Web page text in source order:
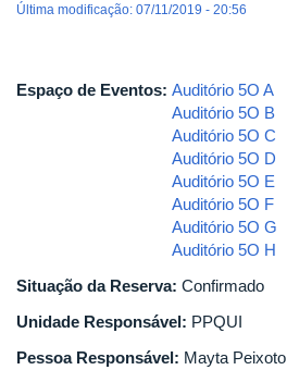
Última modificação: 07/11/2019 - 20:56
Espaço de Eventos: Auditório 5O A
Auditório 5O B
Auditório 5O C
Auditório 5O D
Auditório 5O E
Auditório 5O F
Auditório 5O G
Auditório 5O H
Situação da Reserva: Confirmado
Unidade Responsável: PPQUI
Pessoa Responsável: Mayta Peixoto